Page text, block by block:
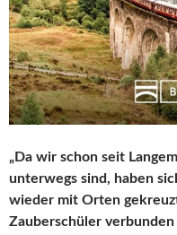
„Da wir schon seit
unterwegs sind, haben
wieder mit Orten
Zauberschüler